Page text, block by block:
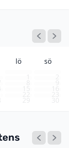
lö
sö